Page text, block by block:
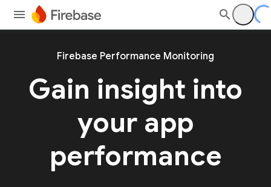
Firebase Performance Monitoring
Gain insight into
your app
performance